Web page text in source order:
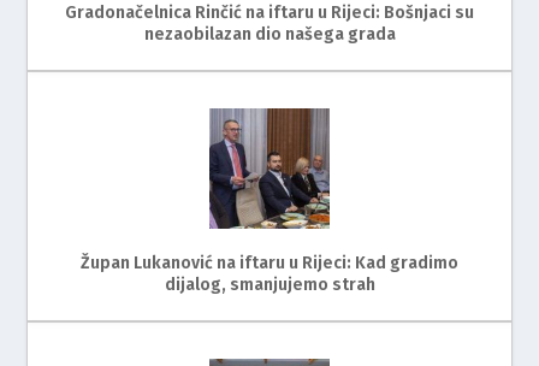
Gradonačelnica Rinčić na iftaru u Rijeci: Bošnjaci su
nezaobilazan dio našega grada
Župan Lukanović na iftaru u Rijeci: Kad gradimo
dijalog, smanjujemo strah